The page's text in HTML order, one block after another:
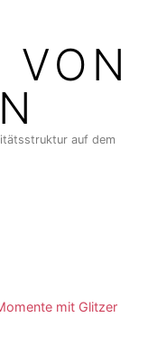
VON
auf dem
mit Glitzer